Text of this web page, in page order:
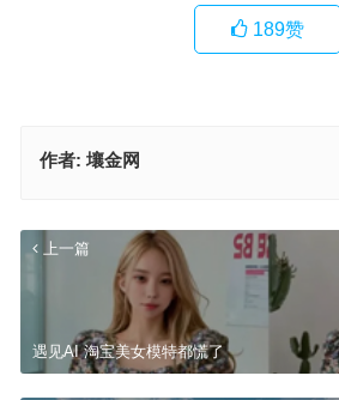
189赞
作者: 壤金网
上一篇
遇见AI 淘宝美女模特都慌了